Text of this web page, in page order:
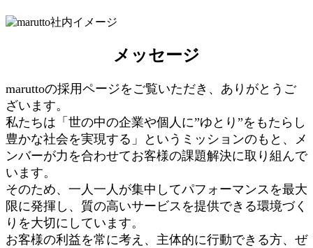
メッセージ
maruttoの採用ページをご覧いただき、ありがとうご
ざいます。
私たちは「世の中の企業や個人に”ゆとり”をもたらし
豊かな社会を実現する」というミッションのもと、メ
ンバーが力を合わせてお客様の課題解決に取り組んで
います。
そのため、一人一人が集中してパフォーマンスを最大
限に発揮し、質の高いサービスを提供できる環境づく
りを大切にしています。
お客様の利益を常に考え、主体的に行動できる方、ぜ